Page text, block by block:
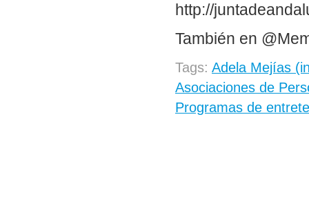
http://
También en
Tags: Adela Mejías
Asociaciones de
Programas de